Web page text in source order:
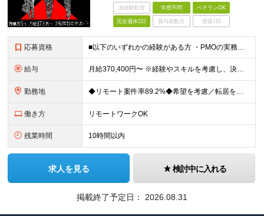
未経験歓迎 学歴不問 ベテランOK
完全週休2日 賞与複数月 面接1回
応募資格 ■以下のいずれかの経験がある方 ・PMOの実務経験がある方 ・Webディレクター、進行管理の経験がある方 ・プロジェクト推進・システム導入支援の実務経験がある方 ・情シス・社内SEとして社内のプロジェ
給与 月給370,400円〜 ※経験やスキルを考慮し、決定いたします ※上記金額には固定残業代（30時間分/70,400円～）を含みます。超過分は別途全額支給いたします ※試用期間6カ月あり（期間中の給与・
勤務地 ◆リモート案件率89.2%◆希望を考慮／転居を伴う転勤なし 一都三県のクライアント先＋在宅勤務（案件により異なります） 【本社】東京都千代田区内幸町2-2-3 日比谷国際ビル3F (変更の範囲)上
働き方 リモートワークOK
残業時間 10時間以内
求人を見る 検討中に入れる
掲載終了予定日： 2026.08.31